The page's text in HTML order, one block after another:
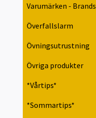
Varumärken - Brands
Överfallslarm
Övningsutrustning
Övriga produkter
*Vårtips*
*Sommartips*